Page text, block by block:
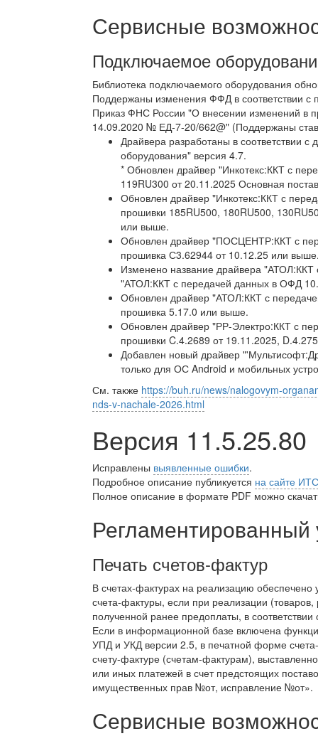
Сервисные
Подключаемое
Библиотека подключаемого оборудования
Поддержаны изменения ФФД в соответствии с
Приказ ФНС России "О внесении изменений в
14.09.2020 № ЕД-7-20/662@" (Поддержаны
Драйвера разработаны в соответствии
оборудования" версия 4.7.
* Обновлен драйвер "Инкотекс:ККТ с
119RU300 от 20.11.2025 Основная
Обновлен драйвер "Инкотекс:ККТ с
прошивки 185RU500, 180RU500,
или выше.
Обновлен драйвер "ПОСЦЕНТР:ККТ с
прошивка С3.62944 от 10.12.25 или
Изменено название драйвера
"АТОЛ:ККТ с передачей данных в ОФД
Обновлен драйвер "АТОЛ:ККТ с
прошивка 5.17.0 или выше.
Обновлен драйвер "РР-Электро:ККТ с
прошивки C.4.2689 от 19.11.2025,
Добавлен новый драйвер
только для ОС Android и мобильных
См. также https://buh.ru/news/nalogovym-
nds-v-nachale-2026.html
Версия 11.5.25.80
Исправлены выявленные ошибки.
Подробное описание публикуется на сайте ИТС
Полное описание в формате PDF можно
Регламентированный
Печать счетов-фактур
В счетах-фактурах на реализацию обеспечено
счета-фактуры, если при реализации
полученной ранее предоплаты, в
Если в информационной базе включена
УПД и УКД версии 2.5, в печатной форме
счету-фактуре (счетам-фактурам),
или иных платежей в счет предстоящих
имущественных прав №от, исправление №от».
Сервисные